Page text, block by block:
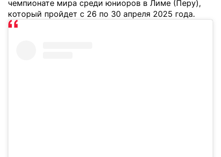
чемпионате мира среди юниоров в Лиме (Перу),
который пройдет с 26 по 30 апреля 2025 года.